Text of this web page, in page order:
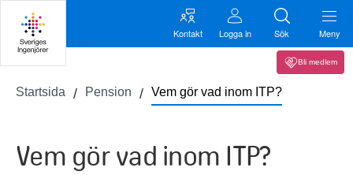
Kontakt Logga in Sök Meny
Bli medlem
Startsida Pension Vem gör vad inom ITP?
Vem gör vad inom ITP?